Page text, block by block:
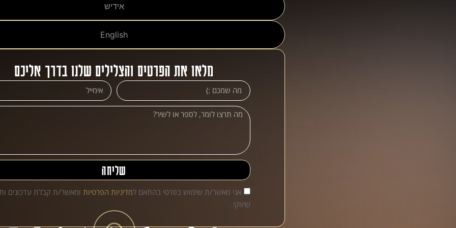
אידיש
English
מלאו את הפרטים והצלילים שלנו בדרך אליכם
אני מאשר/ת שימוש בפרטי בהתאם למדיניות הפרטיות ומאשר/ת קבלת עדכונים
שיווקי.
שליחה